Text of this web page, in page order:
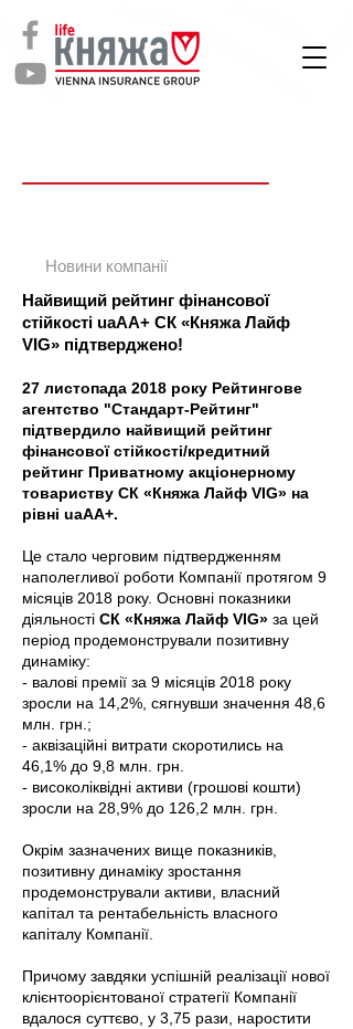
Новини компанії
Найвищий рейтинг фінансової
стійкості uaAA+ СК «Княжа Лайф
VIG» підтверджено!
27 листопада 2018 року Рейтингове
агентство "Стандарт-Рейтинг"
підтвердило найвищий рейтинг
фінансової стійкості/кредитний
рейтинг Приватному акціонерному
товариству СК «Княжа Лайф VIG» на
рівні uaAA+.
Це стало черговим підтвердженням
наполегливої роботи Компанії протягом 9
місяців 2018 року. Основні показники
діяльності СК «Княжа Лайф VIG» за цей
період продемонстрували позитивну
динаміку:
- валові премії за 9 місяців 2018 року
зросли на 14,2%, сягнувши значення 48,6
млн. грн.;
- аквізаційні витрати скоротились на
46,1% до 9,8 млн. грн.
- високоліквідні активи (грошові кошти)
зросли на 28,9% до 126,2 млн. грн.
Окрім зазначених вище показників,
позитивну динаміку зростання
продемонстрували активи, власний
капітал та рентабельність власного
капіталу Компанії.
Причому завдяки успішній реалізації нової
клієнтоорієнтованої стратегії Компанії
вдалося суттєво, у 3,75 рази, наростити